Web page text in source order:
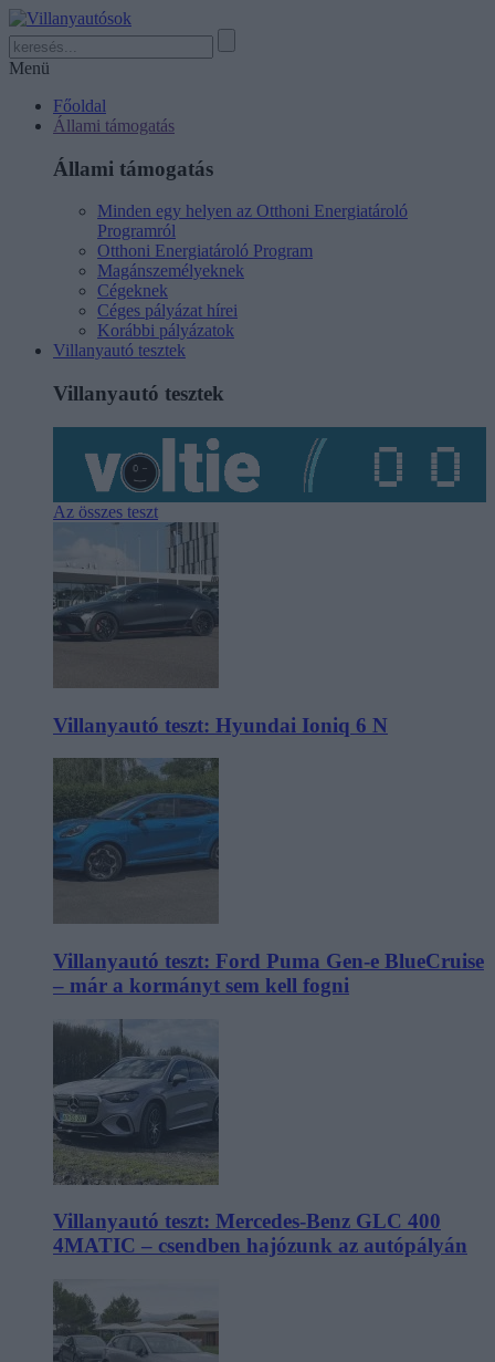
Menü
Főoldal
Állami támogatás
Állami támogatás
Minden egy helyen az Otthoni Energiatároló
Programról
Otthoni Energiatároló Program
Magánszemélyeknek
Cégeknek
Céges pályázat hírei
Korábbi pályázatok
Villanyautó tesztek
Villanyautó tesztek
Az összes teszt
Villanyautó teszt: Hyundai Ioniq 6 N
Villanyautó teszt: Ford Puma Gen-e BlueCruise
– már a kormányt sem kell fogni
Villanyautó teszt: Mercedes-Benz GLC 400
4MATIC – csendben hajózunk az autópályán